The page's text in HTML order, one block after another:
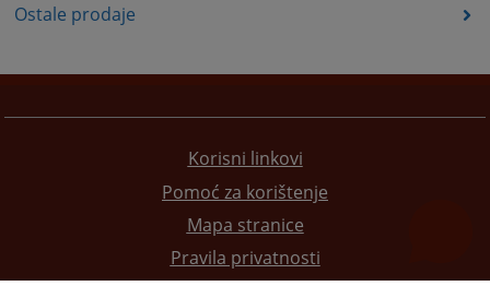
Ostale prodaje
Korisni linkovi
Pomoć za korištenje
Mapa stranice
Pravila privatnosti